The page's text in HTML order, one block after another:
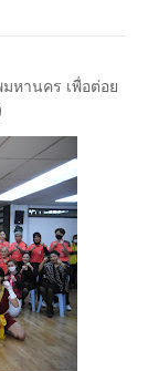
หานคร เพื่อต่อย